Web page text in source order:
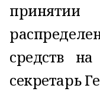
средств
секретарь